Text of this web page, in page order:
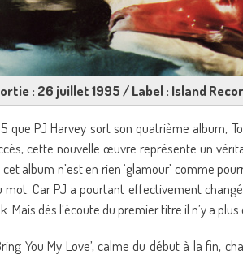
: 26 juillet 1995 / Label : Island
que PJ Harvey sort son quatrième album,
cette nouvelle œuvre représente un
album n’est en rien ‘glamour’ comme
Car PJ a pourtant effectivement changé
Mais dès l’écoute du premier titre il n’y a
You My Love’, calme du début à la fin,